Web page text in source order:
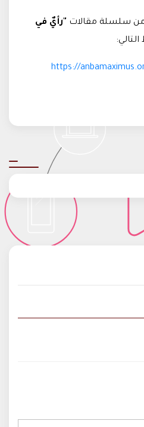
من سلسلة مقالات "رأيٌ في
:
https://